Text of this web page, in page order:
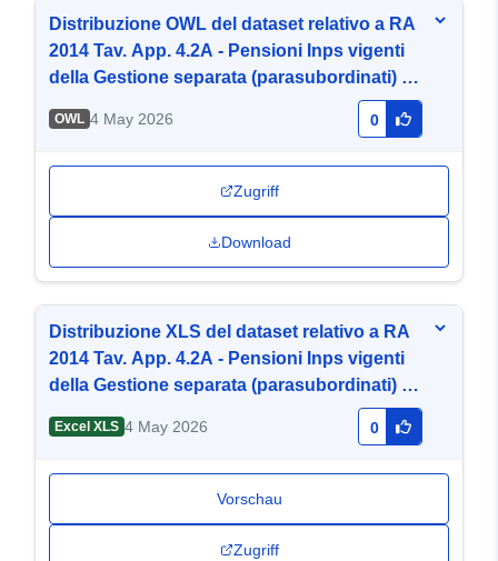
Distribuzione OWL del dataset relativo a RA
2014 Tav. App. 4.2A - Pensioni Inps vigenti
della Gestione separata (parasubordinati) al
OWL 4 May 2026 0
Zugriff
Download
Distribuzione XLS del dataset relativo a RA
2014 Tav. App. 4.2A - Pensioni Inps vigenti
della Gestione separata (parasubordinati) al
Excel XLS 4 May 2026 0
Vorschau
Zugriff